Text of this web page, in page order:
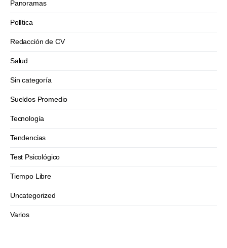
Panoramas
Política
Redacción de CV
Salud
Sin categoría
Sueldos Promedio
Tecnología
Tendencias
Test Psicológico
Tiempo Libre
Uncategorized
Varios